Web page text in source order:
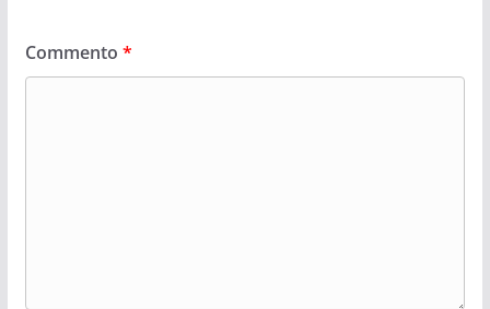
Commento *